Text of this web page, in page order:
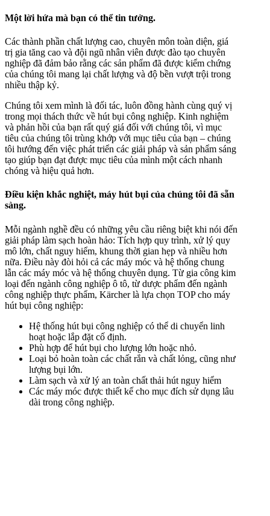
Một lời hứa mà bạn có thể tin tưởng.
Các thành phần chất lượng cao, chuyên môn toàn diện, giá
trị gia tăng cao và đội ngũ nhân viên được đào tạo chuyên
nghiệp đã đảm bảo rằng các sản phẩm đã được kiểm chứng
của chúng tôi mang lại chất lượng và độ bền vượt trội trong
nhiều thập kỷ.
Chúng tôi xem mình là đối tác, luôn đồng hành cùng quý vị
trong mọi thách thức về hút bụi công nghiệp. Kinh nghiệm
và phản hồi của bạn rất quý giá đối với chúng tôi, vì mục
tiêu của chúng tôi trùng khớp với mục tiêu của bạn – chúng
tôi hướng đến việc phát triển các giải pháp và sản phẩm sáng
tạo giúp bạn đạt được mục tiêu của mình một cách nhanh
chóng và hiệu quả hơn.
Điều kiện khắc nghiệt, máy hút bụi của chúng tôi đã sẵn
sàng.
Mỗi ngành nghề đều có những yêu cầu riêng biệt khi nói đến
giải pháp làm sạch hoàn hảo: Tích hợp quy trình, xử lý quy
mô lớn, chất nguy hiểm, khung thời gian hẹp và nhiều hơn
nữa. Điều này đòi hỏi cả các máy móc và hệ thống chung
lẫn các máy móc và hệ thống chuyên dụng. Từ gia công kim
loại đến ngành công nghiệp ô tô, từ dược phẩm đến ngành
công nghiệp thực phẩm, Kärcher là lựa chọn TOP cho máy
hút bụi công nghiệp:
Hệ thống hút bụi công nghiệp có thể di chuyển linh
hoạt hoặc lắp đặt cố định.
Phù hợp để hút bụi cho lượng lớn hoặc nhỏ.
Loại bỏ hoàn toàn các chất rắn và chất lỏng, cũng như
lượng bụi lớn.
Làm sạch và xử lý an toàn chất thải hút nguy hiểm
Các máy móc được thiết kế cho mục đích sử dụng lâu
dài trong công nghiệp.